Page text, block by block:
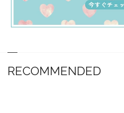
RECOMMENDED